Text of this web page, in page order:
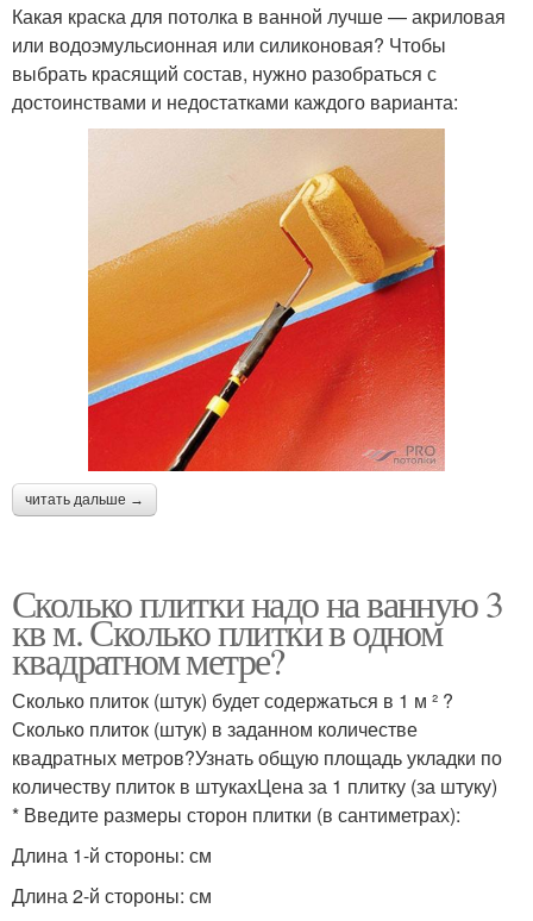
Какая краска для потолка в ванной лучше — акриловая
или водоэмульсионная или силиконовая? Чтобы
выбрать красящий состав, нужно разобраться с
достоинствами и недостатками каждого варианта:
читать дальше →
Сколько плитки надо на ванную 3
кв м. Сколько плитки в одном
квадратном метре?
Сколько плиток (штук) будет содержаться в 1 м ² ?
Сколько плиток (штук) в заданном количестве
квадратных метров?Узнать общую площадь укладки по
количеству плиток в штукахЦена за 1 плитку (за штуку)
* Введите размеры сторон плитки (в сантиметрах):
Длина 1-й стороны: см
Длина 2-й стороны: см